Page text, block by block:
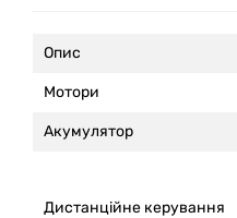
Опис
Мотори
Акумулятор
Дистанційне керування